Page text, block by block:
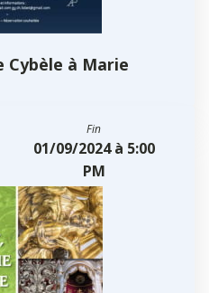
Cybèle à Marie
Fin
01/09/2024 à 5:00
PM